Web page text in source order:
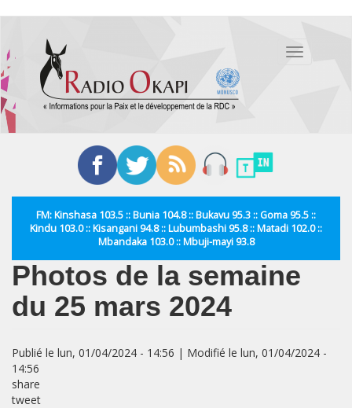
contenu
principal
Toggle
FM: Kinshasa 103.5 :: Bunia 104.8 :: Bukavu 95.3 :: Goma 95.5 ::
Kindu 103.0 :: Kisangani 94.8 :: Lubumbashi 95.8 :: Matadi 102.0 ::
Mbandaka 103.0 :: Mbuji-mayi 93.8
Photos de la semaine
du 25 mars 2024
Publié le lun, 01/04/2024 - 14:56 | Modifié le lun, 01/04/2024 -
14:56
share
tweet